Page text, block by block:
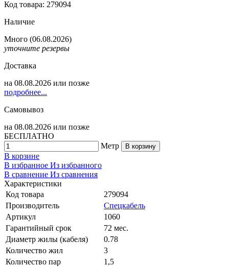
Код товара: 279094
Наличие
Много (06.08.2026)
уточните резервы
Доставка
на 08.08.2026 или позже
подробнее...
Самовывоз
на 08.08.2026 или позже
БЕСПЛАТНО
Метр
В корзину
В корзине
В избранное Из избранного
В сравнение Из сравнения
Характеристики
Код товара
279094
Производитель
Спецкабель
Артикул
1060
Гарантийный срок
72 мес.
Диаметр жилы (кабеля)
0.78
Количество жил
3
Количество пар
1,5